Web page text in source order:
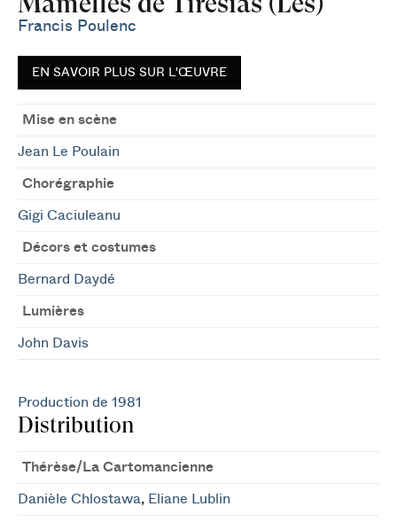
Francis Poulenc
EN SAVOIR PLUS SUR L'ŒUVRE
Mise en scène
Jean Le Poulain
Chorégraphie
Gigi Caciuleanu
Décors et costumes
Bernard Daydé
Lumières
John Davis
Production de 1981
Distribution
Thérèse/La Cartomancienne
Danièle Chlostawa, Eliane Lublin